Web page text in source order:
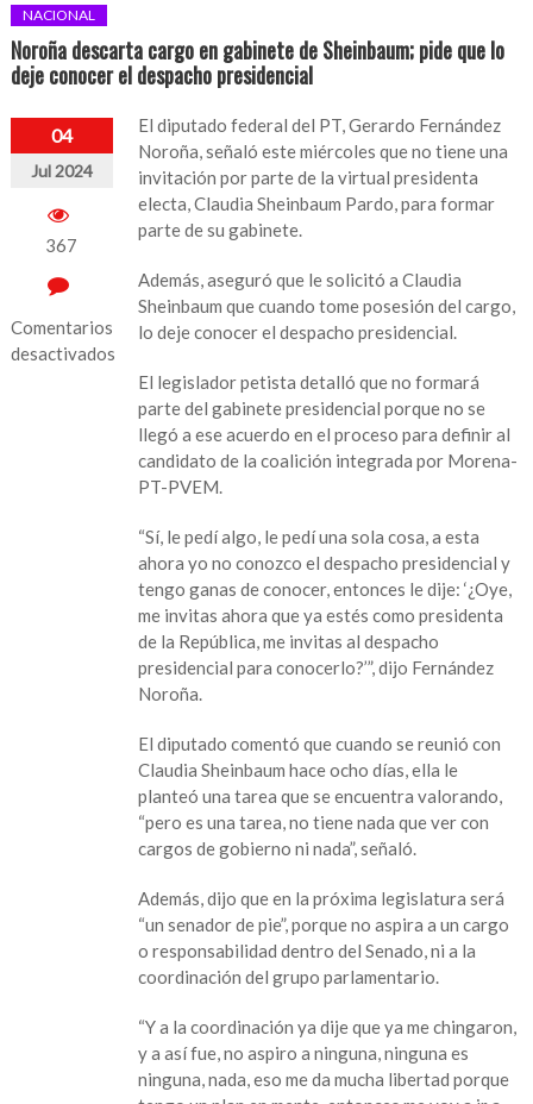
NACIONAL
Noroña descarta cargo en gabinete de Sheinbaum; pide que lo
deje conocer el despacho presidencial
04
Jul 2024
367
Comentarios
desactivados
El diputado federal del PT, Gerardo Fernández
Noroña, señaló este miércoles que no tiene una
invitación por parte de la virtual presidenta
electa, Claudia Sheinbaum Pardo, para formar
parte de su gabinete.
Además, aseguró que le solicitó a Claudia
Sheinbaum que cuando tome posesión del cargo,
lo deje conocer el despacho presidencial.
El legislador petista detalló que no formará
parte del gabinete presidencial porque no se
llegó a ese acuerdo en el proceso para definir al
candidato de la coalición integrada por Morena-
PT-PVEM.
“Sí, le pedí algo, le pedí una sola cosa, a esta
ahora yo no conozco el despacho presidencial y
tengo ganas de conocer, entonces le dije: ‘¿Oye,
me invitas ahora que ya estés como presidenta
de la República, me invitas al despacho
presidencial para conocerlo?’”, dijo Fernández
Noroña.
El diputado comentó que cuando se reunió con
Claudia Sheinbaum hace ocho días, ella le
planteó una tarea que se encuentra valorando,
“pero es una tarea, no tiene nada que ver con
cargos de gobierno ni nada”, señaló.
Además, dijo que en la próxima legislatura será
“un senador de pie”, porque no aspira a un cargo
o responsabilidad dentro del Senado, ni a la
coordinación del grupo parlamentario.
“Y a la coordinación ya dije que ya me chingaron,
y a así fue, no aspiro a ninguna, ninguna es
ninguna, nada, eso me da mucha libertad porque